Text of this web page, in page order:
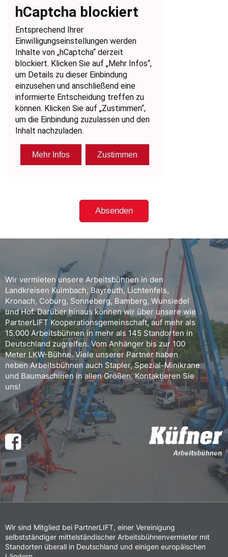
Wir vermieten unsere Arbeitsbühnen in den
Landkreisen Kulmbach, Bayreuth, Lichtenfels,
Kronach, Coburg, Sonneberg, Bamberg, Wunsiedel
und Hof. Darüber hinaus können wir über unsere wie
PartnerLIFT Kooperationsgemeinschaft, auf mehr als
15.000 Arbeitsbühnen in mehr als 145 Standorten in
Deutschland zugreifen. Vom Anhänger bis zur 100
Meter LKW-Bühne. Viele unserer Partner haben
neben Arbeitsbühnen auch Stapler, Spezial-Minikrane
und Baumaschinen in allen Größen. Kontaktieren Sie
uns!
Wir sind Mitglied bei PartnerLIFT, einer Vereinigung
selbstständiger mittelständischer Arbeitsbühnenvermieter mit
Standorten überall in Deutschland und einigen europäischen